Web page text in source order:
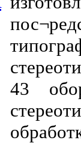
43